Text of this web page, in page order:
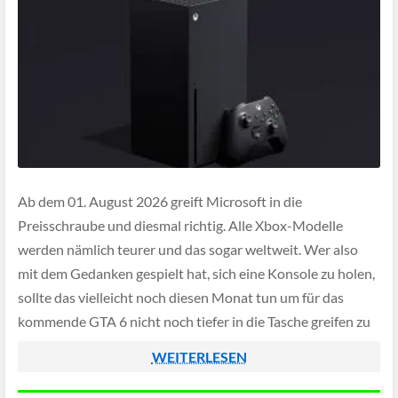
Ab dem 01. August 2026 greift Microsoft in die
Preisschraube und diesmal richtig. Alle Xbox-Modelle
werden nämlich teurer und das sogar weltweit. Wer also
mit dem Gedanken gespielt hat, sich eine Konsole zu holen,
sollte das vielleicht noch diesen Monat tun um für das
kommende GTA 6 nicht noch tiefer in die Tasche greifen zu
WEITERLESEN